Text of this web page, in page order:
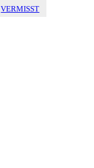
VERMISST